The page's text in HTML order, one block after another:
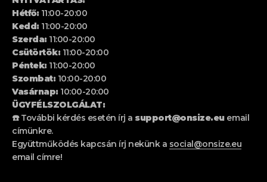
Hétfő: 11:00-20:00
Kedd: 11:00-20:00
Szerda: 11:00-20:00
Csütörtök: 11:00-20:00
Péntek: 11:00-20:00
Szombat: 10:00-20:00
Vasárnap: 10:00-20:00
ÜGYFÉLSZOLGÁLAT:
☎️ További kérdés esetén írj a support@onsize.euemail
címünkre.
Együttműködés kapcsán írj nekünk a social@onsize.eu
email címre!